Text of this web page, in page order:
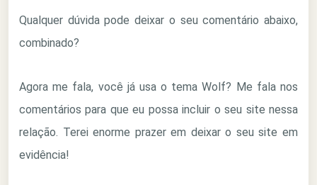
Qualquer dúvida pode deixar o seu comentário abaixo,
combinado?
Agora me fala, você já usa o tema Wolf? Me fala nos
comentários para que eu possa incluir o seu site nessa
relação. Terei enorme prazer em deixar o seu site em
evidência!